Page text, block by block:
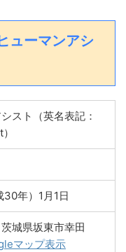
ューマンアシ
スト（英名表記：
年）1月1日
城県坂東市幸田
マップ表示